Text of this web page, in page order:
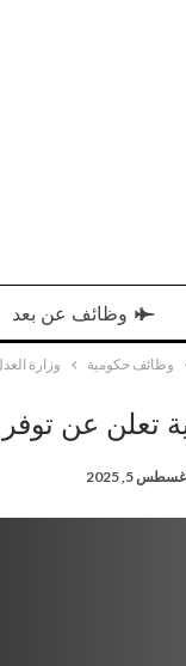
وظائف عن بعد
وظائف حكومية وزارة
تعلن عن
5, 2025